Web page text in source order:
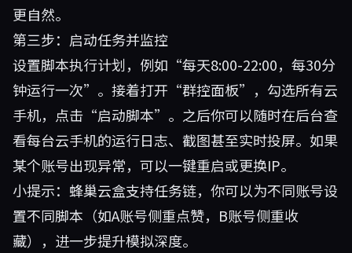
更自然。
第三步：启动任务并监控
设置脚本执行计划，例如“每天8:00-22:00，每30分
钟运行一次”。接着打开“群控面板”，勾选所有云
手机，点击“启动脚本”。之后你可以随时在后台查
看每台云手机的运行日志、截图甚至实时投屏。如果
某个账号出现异常，可以一键重启或更换IP。
小提示：蜂巢云盒支持任务链，你可以为不同账号设
置不同脚本（如A账号侧重点赞，B账号侧重收
藏），进一步提升模拟深度。